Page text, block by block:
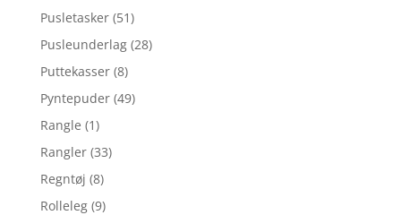
Pusletasker (51)
Pusleunderlag (28)
Puttekasser (8)
Pyntepuder (49)
Rangle (1)
Rangler (33)
Regntøj (8)
Rolleleg (9)